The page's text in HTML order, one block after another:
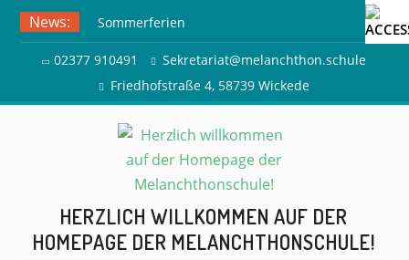
Skip
content
News:
Sommerferien
Ausflug zur Freilichtbühne
Herdringen
02377 910491
Sekretariat@melanchthon.schule
Friedhofstraße 4, 58739 Wickede
HERZLICH WILLKOMMEN AUF DER
HOMEPAGE DER MELANCHTHONSCHULE!